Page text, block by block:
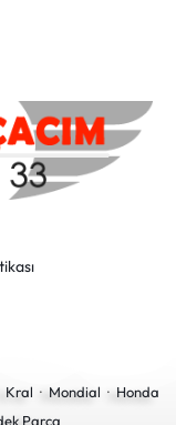
Kral · Mondial · Honda
Parça